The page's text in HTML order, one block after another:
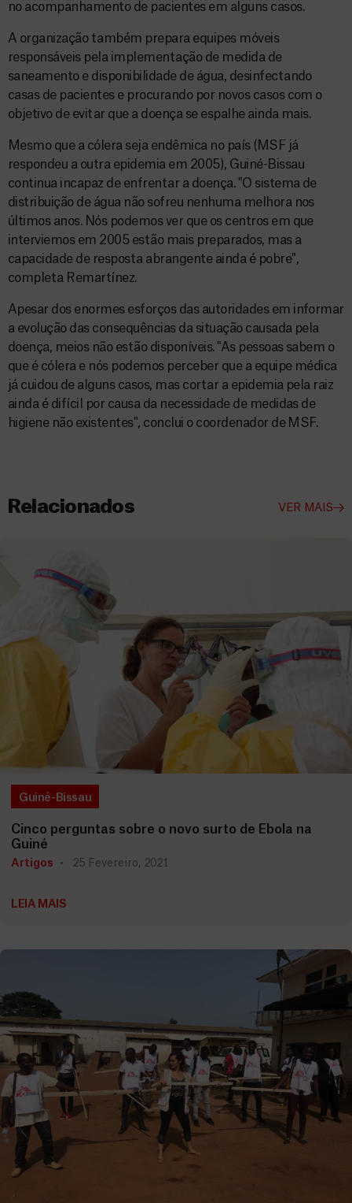
no acompanhamento de pacientes em alguns casos.
A organização também prepara equipes móveis
responsáveis pela implementação de medida de
saneamento e disponibilidade de água, desinfectando
casas de pacientes e procurando por novos casos com o
objetivo de evitar que a doença se espalhe ainda mais.
Mesmo que a cólera seja endêmica no país (MSF já
respondeu a outra epidemia em 2005), Guiné-Bissau
continua incapaz de enfrentar a doença. "O sistema de
distribuição de água não sofreu nenhuma melhora nos
últimos anos. Nós podemos ver que os centros em que
interviemos em 2005 estão mais preparados, mas a
capacidade de resposta abrangente ainda é pobre",
completa Remartínez.
Apesar dos enormes esforços das autoridades em informar
a evolução das consequências da situação causada pela
doença, meios não estão disponíveis. "As pessoas sabem o
que é cólera e nós podemos perceber que a equipe médica
já cuidou de alguns casos, mas cortar a epidemia pela raiz
ainda é difícil por causa da necessidade de medidas de
higiene não existentes", conclui o coordenador de MSF.
Relacionados VER MAIS
Guiné-Bissau
Cinco perguntas sobre o novo surto de Ebola na
Guiné
Artigos 25 Fevereiro, 2021
LEIA MAIS